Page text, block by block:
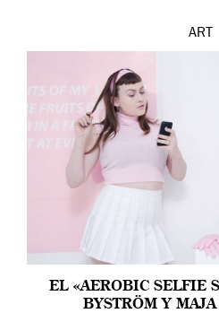
ART
EL «AEROBIC SELFIE
BYSTRÖM Y